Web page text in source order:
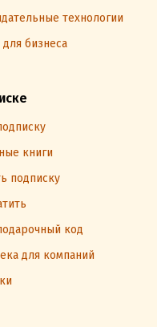
технологии
бизнеса
книги
подписку
код
для компаний